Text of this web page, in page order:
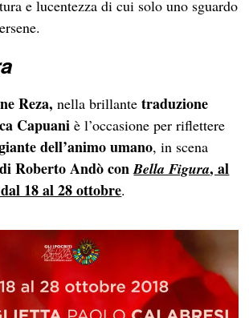
e lucentezza di cui solo uno sguardo
Reza, nella brillantetraduzione
Capuani è l’occasione per riflettere
dell’animo umano, in scena
Roberto Andò conBella Figura, al
18 al 28 ottobre.